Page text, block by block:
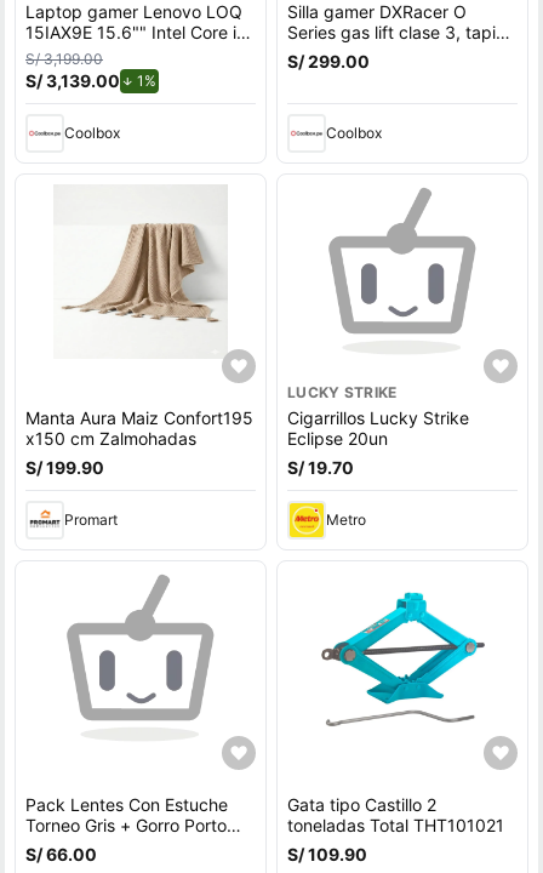
Laptop gamer Lenovo LOQ
15IAX9E 15.6"" Intel Core i5,
512GB SSD, 8GB RAM,
Windows 11 Home, gris
S/ 3,199.00
S/ 3,139.00 1%
Coolbox
Silla gamer DXRacer O
Series gas lift clase 3, tapiz
cuero pu, máx. 100 kg,
inclinación 90 - 135°, negro
S/ 299.00
Coolbox
Manta Aura Maiz Confort195
x150 cm Zalmohadas
S/ 199.90
Promart
LUCKY STRIKE
Cigarrillos Lucky Strike
Eclipse 20un
S/ 19.70
Metro
Pack Lentes Con Estuche
Torneo Gris + Gorro Porto
Negro
S/ 66.00
Gata tipo Castillo 2
toneladas Total THT101021
S/ 109.90